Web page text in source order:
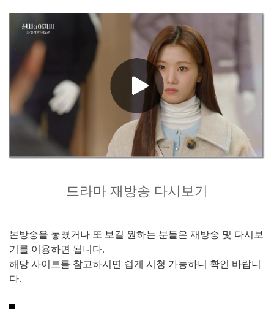
드라마 재방송 다시보기
본방송을 놓쳤거나 또 보길 원하는 분들은 재방송 및 다시보
기를 이용하면 됩니다.
해당 사이트를 참고하시면 쉽게 시청 가능하니 확인 바랍니
다.